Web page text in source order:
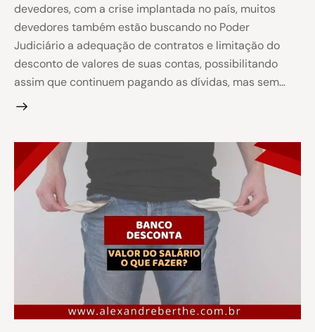
devedores, com a crise implantada no país, muitos
devedores também estão buscando no Poder
Judiciário a adequação de contratos e limitação do
desconto de valores de suas contas, possibilitando
assim que continuem pagando as dívidas, mas sem…